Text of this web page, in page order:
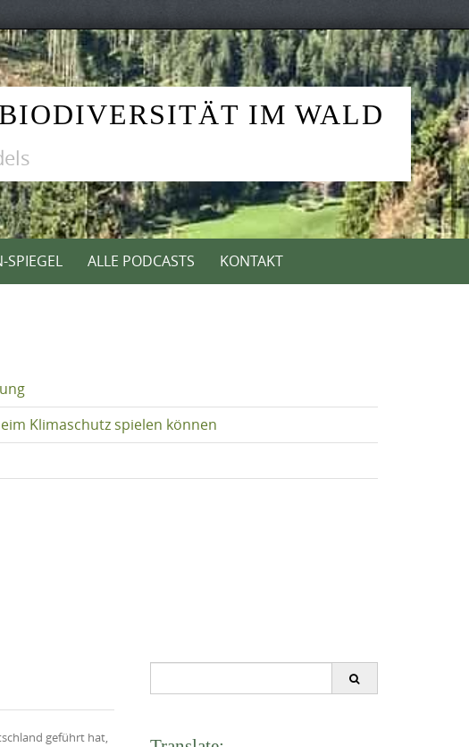
IM WALD
SPIEGEL ALLE PODCASTS KONTAKT
Klimaschutz spielen können
geführt hat,